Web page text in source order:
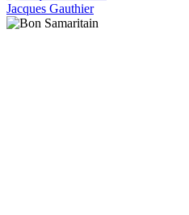
Jacques Gauthier